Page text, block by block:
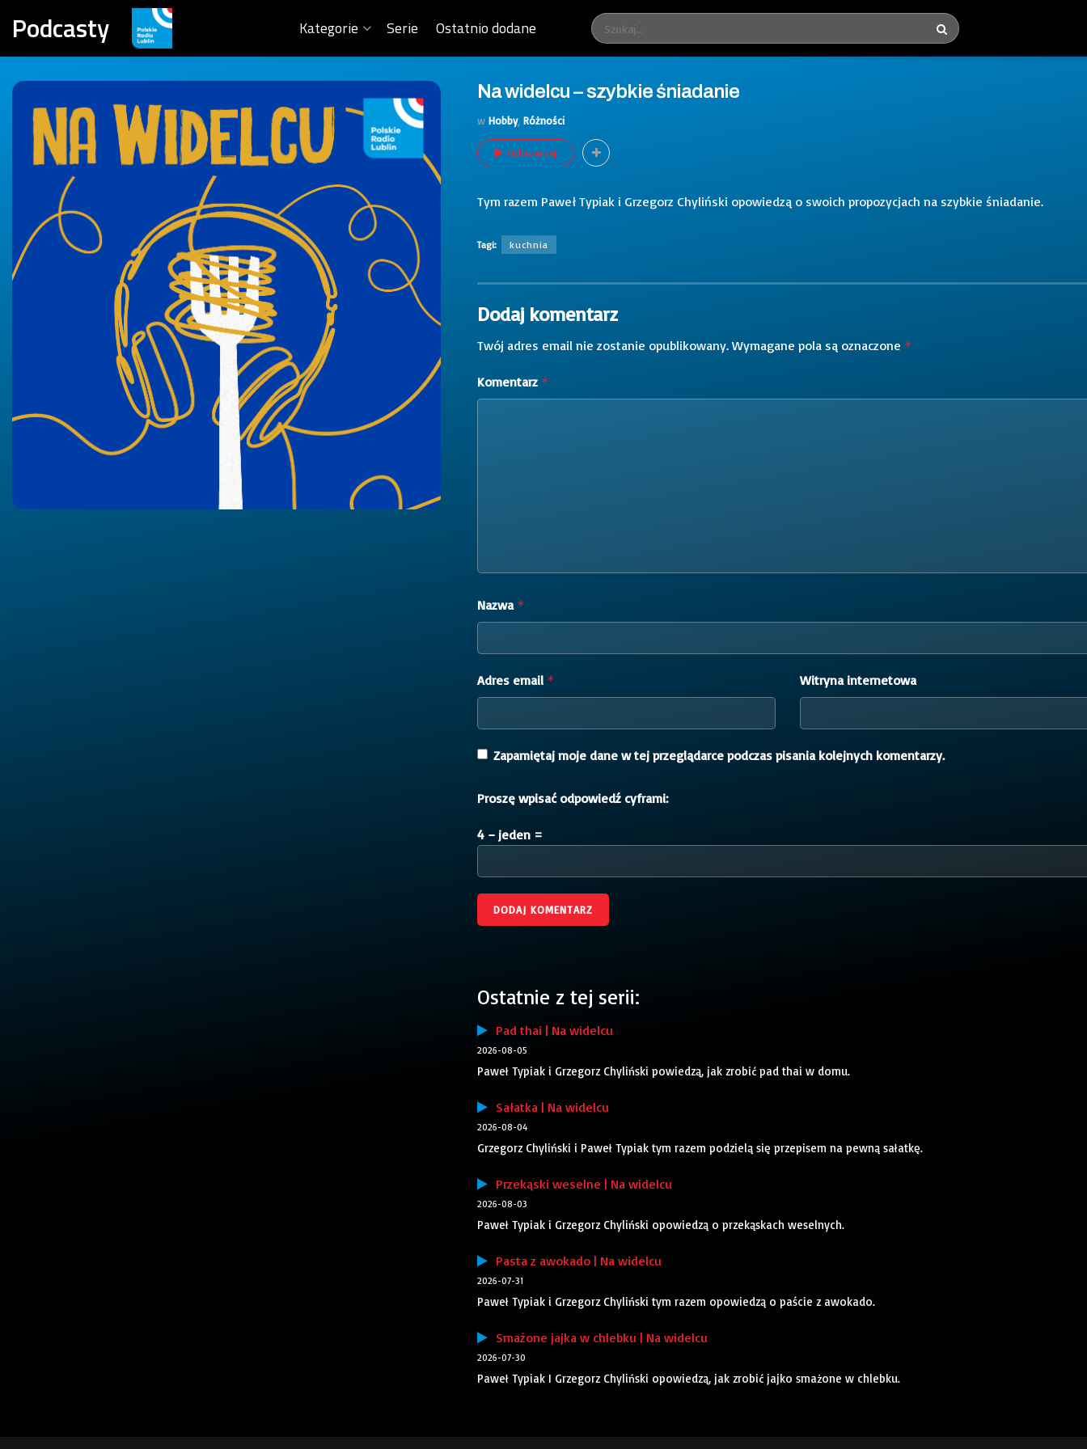
Podcasty Kategorie Serie Ostatnio dodane
Na widelcu – szybkie śniadanie
w Hobby, Różności
Odtwarzaj
Tym razem Paweł Typiak i Grzegorz Chyliński opowiedzą o swoich propozycjach na szybkie śniadanie.
Tagi: kuchnia
Dodaj komentarz
Twój adres email nie zostanie opublikowany. Wymagane pola są oznaczone *
Komentarz *
Nazwa *
Adres email * Witryna internetowa
Zapamiętaj moje dane w tej przeglądarce podczas pisania kolejnych komentarzy.
Proszę wpisać odpowiedź cyframi:
4 − jeden =
Ostatnie z tej serii:
Pad thai | Na widelcu
2026-08-05
Paweł Typiak i Grzegorz Chyliński powiedzą, jak zrobić pad thai w domu.
Sałatka | Na widelcu
2026-08-04
Grzegorz Chyliński i Paweł Typiak tym razem podzielą się przepisem na pewną sałatkę.
Przekąski weselne | Na widelcu
2026-08-03
Paweł Typiak i Grzegorz Chyliński opowiedzą o przekąskach weselnych.
Pasta z awokado | Na widelcu
2026-07-31
Paweł Typiak i Grzegorz Chyliński tym razem opowiedzą o paście z awokado.
Smażone jajka w chlebku | Na widelcu
2026-07-30
Paweł Typiak I Grzegorz Chyliński opowiedzą, jak zrobić jajko smażone w chlebku.